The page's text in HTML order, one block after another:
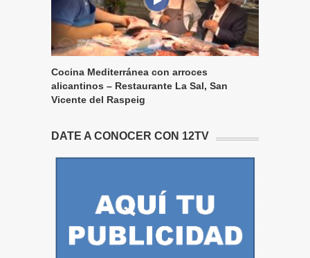
Cocina Mediterránea con arroces
alicantinos – Restaurante La Sal, San
Vicente del Raspeig
DATE A CONOCER CON 12TV